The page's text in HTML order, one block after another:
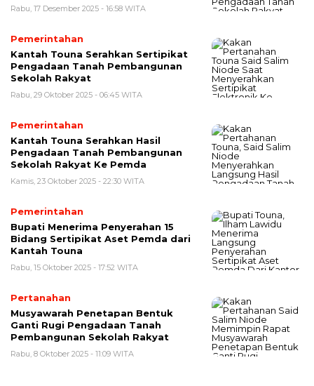
Rabu, 17 Desember 2025 - 16:58 WITA
Pemerintahan
Kantah Touna Serahkan Sertipikat
Pengadaan Tanah Pembangunan
Sekolah Rakyat
Rabu, 29 Oktober 2025 - 06:45 WITA
Pemerintahan
Kantah Touna Serahkan Hasil
Pengadaan Tanah Pembangunan
Sekolah Rakyat Ke Pemda
Kamis, 23 Oktober 2025 - 22:30 WITA
Pemerintahan
Bupati Menerima Penyerahan 15
Bidang Sertipikat Aset Pemda dari
Kantah Touna
Rabu, 15 Oktober 2025 - 17:52 WITA
Pertanahan
Musyawarah Penetapan Bentuk
Ganti Rugi Pengadaan Tanah
Pembangunan Sekolah Rakyat
Rabu, 8 Oktober 2025 - 11:09 WITA